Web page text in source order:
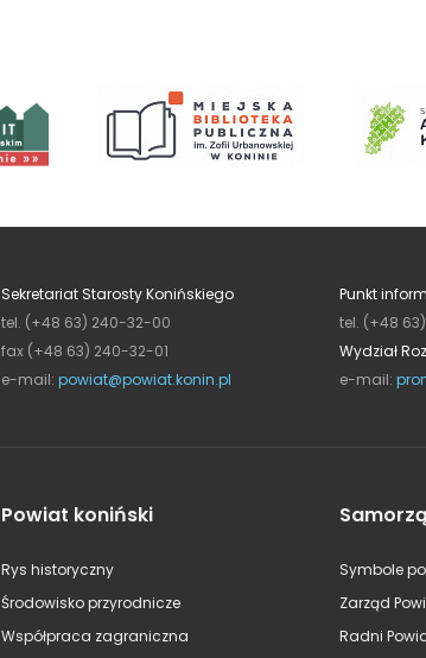
Sekretariat Starosty Konińskiego
tel. (+48 63) 240-32-00
fax (+48 63) 240-32-01
e-mail: powiat@powiat.konin.pl
Punkt
tel. (+48
Wydział
e-mail:
Powiat koniński
Rys historyczny
Środowisko przyrodnicze
Współpraca zagraniczna
Symbole
Zarząd
Radni